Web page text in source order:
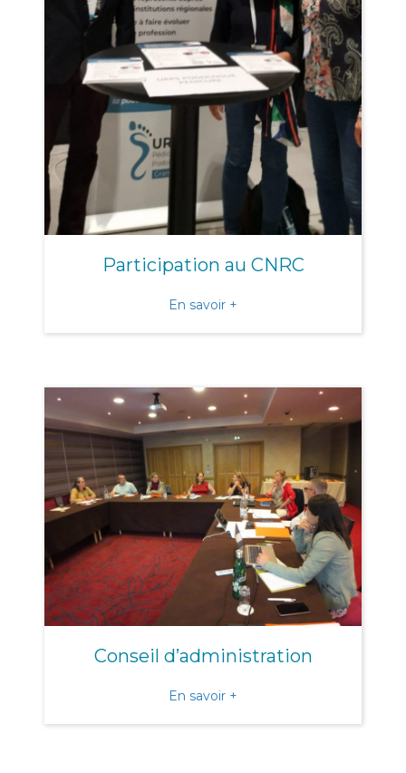
Participation au CNRC
En savoir +
Conseil d’administration
En savoir +